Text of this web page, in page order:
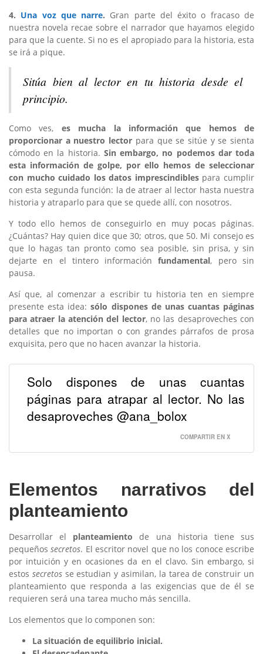
4. Una voz que narre. Gran parte del éxito o fracaso de
nuestra novela recae sobre el narrador que hayamos elegido
para que la cuente. Si no es el apropiado para la historia, esta
se irá a pique.
Sitúa bien al lector en tu historia desde el
principio.
Como ves, es mucha la información que hemos de
proporcionar a nuestro lector para que se sitúe y se sienta
cómodo en la historia. Sin embargo, no podemos dar toda
esta información de golpe, por ello hemos de seleccionar
con mucho cuidado los datos imprescindiblespara cumplir
con esta segunda función: la de atraer al lector hasta nuestra
historia y atraparlo para que se quede allí, con nosotros.
Y todo ello hemos de conseguirlo en muy pocas páginas.
¿Cuántas? Hay quien dice que 30; otros, que 50. Mi consejo es
que lo hagas tan pronto como sea posible, sin prisa, y sin
dejarte en el tintero informaciónfundamental, pero sin
pausa.
Así que, al comenzar a escribir tu historia ten en siempre
presente esta idea:sólo dispones de unas cuantas páginas
para atraer la atención del lector, no las desaproveches con
detalles que no importan o con grandes párrafos de prosa
exquisita, pero que no hacen avanzar la historia.
Solo dispones de unas cuantas
páginas para atrapar al lector. No las
desaproveches @ana_bolox
COMPARTIR EN X
Elementos narrativos del
planteamiento
Desarrollar el planteamiento de una historia tiene sus
pequeñossecretos. El escritor novel que no los conoce escribe
por intuición y en ocasiones da en el clavo. Sin embargo, si
estos secretosse estudian y asimilan, la tarea de construir un
planteamiento que responda a las exigencias que de él se
requieren será una tarea mucho más sencilla.
Los elementos que lo componen son:
La situación de equilibrio inicial.